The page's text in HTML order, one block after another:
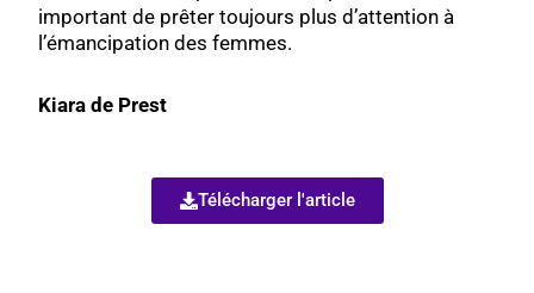
important de prêter toujours plus d’attention à
l’émancipation des femmes.
Kiara de Prest
Télécharger l'article